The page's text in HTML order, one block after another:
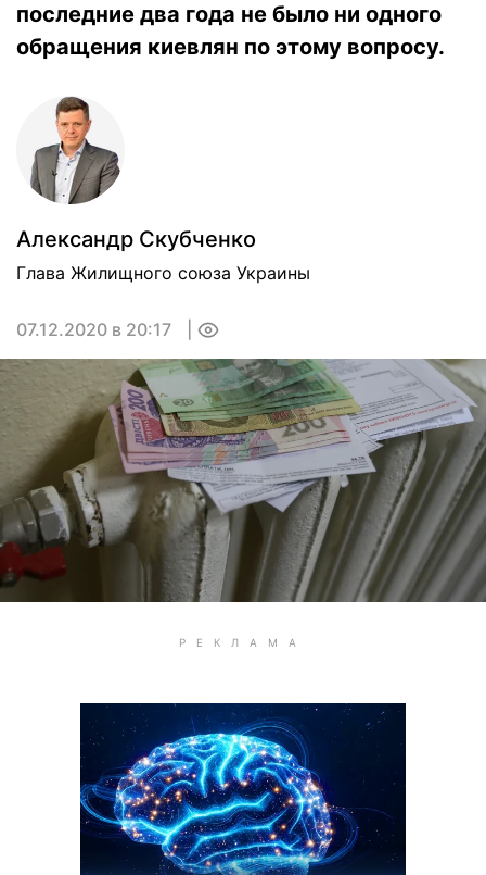
последние два года не было ни одного
обращения киевлян по этому вопросу.
Александр Скубченко
Глава Жилищного союза Украины
07.12.2020 в 20:17